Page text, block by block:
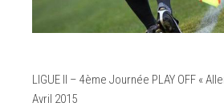
LIGUE II – 4ème Journée PLAY OFF «
Avril 2015